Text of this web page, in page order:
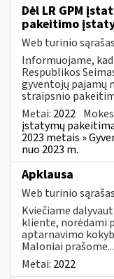
Dėl LR GPM
pakeitimo
Web turinio sąrašas
Informuojame,
Respublikos
gyventojų pajamų
straipsnio
Metai: 2022
įstatymų
2023 metais »
nuo 2023 m.
Apklausa
Web turinio sąrašas
Kviečiame
kliente, norėdami
aptarnavimo
Maloniai prašome...
Metai: 2022